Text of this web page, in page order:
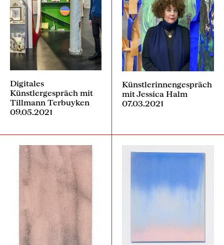
Digitales
Künstlergespräch mit
Tillmann Terbuyken
09.05.2021
Künstlerinnengespräch
mit Jessica Halm
07.03.2021